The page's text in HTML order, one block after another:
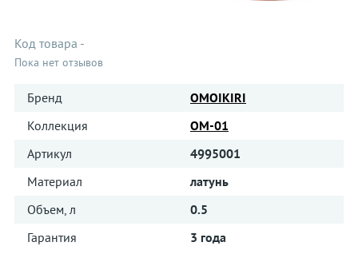
Код товара -
Пока нет отзывов
Бренд
OMOIKIRI
Коллекция
OM-01
Артикул
4995001
Материал
латунь
Объем, л
0.5
Гарантия
3 года